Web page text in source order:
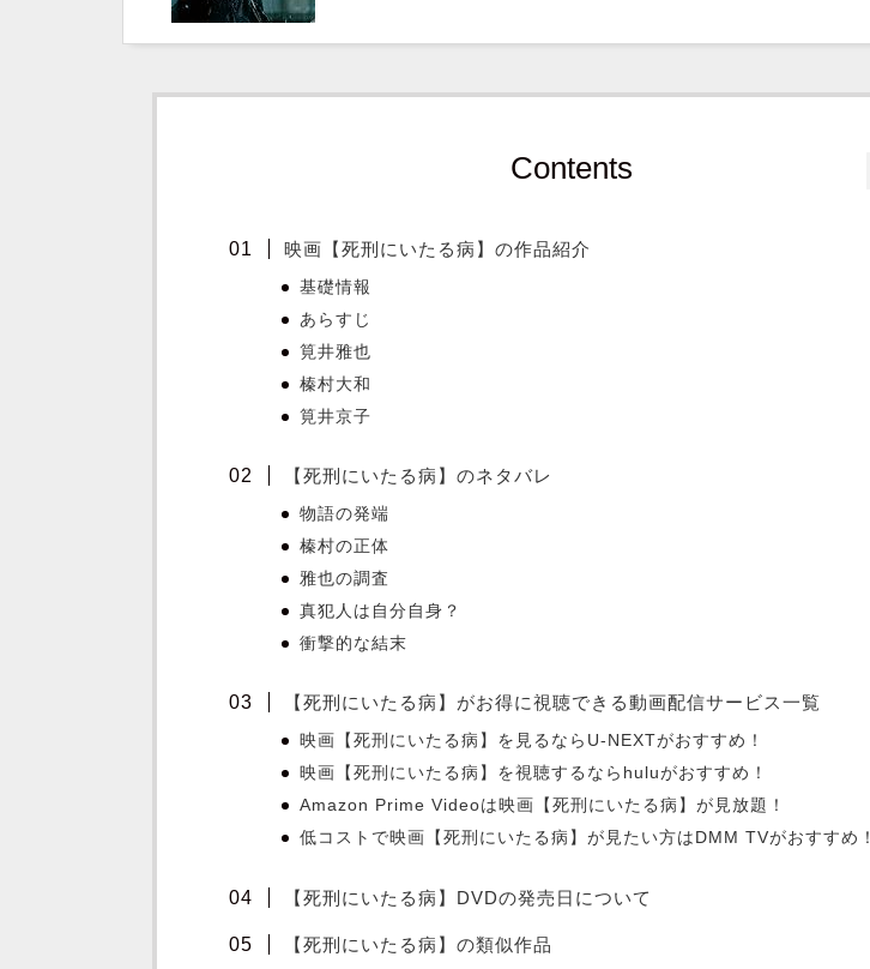
Contents
映画【死刑にいたる病】の作品紹介
基礎情報
あらすじ
筧井雅也
榛村大和
筧井京子
【死刑にいたる病】のネタバレ
物語の発端
榛村の正体
雅也の調査
真犯人は自分自身？
衝撃的な結末
【死刑にいたる病】がお得に視聴できる動画配信サービス一覧
映画【死刑にいたる病】を見るならU-NEXTがおすすめ！
映画【死刑にいたる病】を視聴するならhuluがおすすめ！
Amazon Prime Videoは映画【死刑にいたる病】が見放題！
低コストで映画【死刑にいたる病】が見たい方はDMM TVがおすすめ！
【死刑にいたる病】DVDの発売日について
【死刑にいたる病】の類似作品